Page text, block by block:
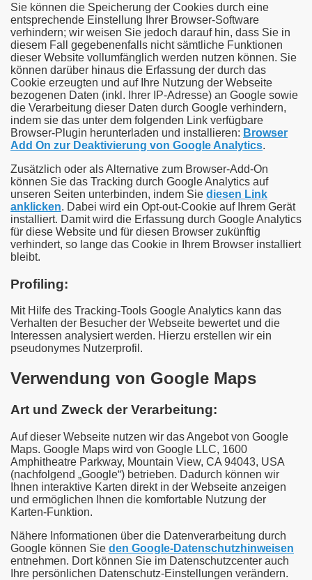
Sie können die Speicherung der Cookies durch eine
entsprechende Einstellung Ihrer Browser-Software
verhindern; wir weisen Sie jedoch darauf hin, dass Sie in
diesem Fall gegebenenfalls nicht sämtliche Funktionen
dieser Website vollumfänglich werden nutzen können. Sie
können darüber hinaus die Erfassung der durch das
Cookie erzeugten und auf Ihre Nutzung der Webseite
bezogenen Daten (inkl. Ihrer IP-Adresse) an Google sowie
die Verarbeitung dieser Daten durch Google verhindern,
indem sie das unter dem folgenden Link verfügbare
Browser-Plugin herunterladen und installieren: Browser
Add On zur Deaktivierung von Google Analytics.
Zusätzlich oder als Alternative zum Browser-Add-On
können Sie das Tracking durch Google Analytics auf
unseren Seiten unterbinden, indem Sie diesen Link
anklicken. Dabei wird ein Opt-out-Cookie auf Ihrem Gerät
installiert. Damit wird die Erfassung durch Google Analytics
für diese Website und für diesen Browser zukünftig
verhindert, so lange das Cookie in Ihrem Browser installiert
bleibt.
Profiling:
Mit Hilfe des Tracking-Tools Google Analytics kann das
Verhalten der Besucher der Webseite bewertet und die
Interessen analysiert werden. Hierzu erstellen wir ein
pseudonymes Nutzerprofil.
Verwendung von Google Maps
Art und Zweck der Verarbeitung:
Auf dieser Webseite nutzen wir das Angebot von Google
Maps. Google Maps wird von Google LLC, 1600
Amphitheatre Parkway, Mountain View, CA 94043, USA
(nachfolgend „Google“) betrieben. Dadurch können wir
Ihnen interaktive Karten direkt in der Webseite anzeigen
und ermöglichen Ihnen die komfortable Nutzung der
Karten-Funktion.
Nähere Informationen über die Datenverarbeitung durch
Google können Sie den Google-Datenschutzhinweisen
entnehmen. Dort können Sie im Datenschutzcenter auch
Ihre persönlichen Datenschutz-Einstellungen verändern.